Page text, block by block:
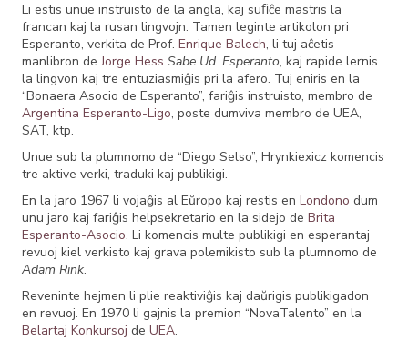
Li estis unue instruisto de la angla, kaj suﬁĉe mastris la
francan kaj la rusan lingvojn. Tamen leginte artikolon pri
Esperanto, verkita de Prof. Enrique Balech, li tuj aĉetis
manlibron deJorge Hess Sabe Ud. Esperanto, kaj rapide lernis
la lingvon kaj tre entuziasmiĝis pri la afero. Tuj eniris en la
“Bonaera Asocio de Esperanto”, fariĝis instruisto, membro de
Argentina Esperanto-Ligo, poste dumviva membro de UEA,
SAT, ktp.
Unue sub la plumnomo de “Diego Selso”, Hrynkiexicz komencis
tre aktive verki, traduki kaj publikigi.
En la jaro 1967 li vojaĝis al Eŭropo kaj restis en Londono dum
unu jaro kaj fariĝis helpsekretario en la sidejo de Brita
Esperanto-Asocio. Li komencis multe publikigi en esperantaj
revuoj kiel verkisto kaj grava polemikisto sub la plumnomo de
Adam Rink.
Reveninte hejmen li plie reaktiviĝis kaj daŭrigis publikigadon
en revuoj. En 1970 li gajnis la premion “NovaTalento” en la
Belartaj Konkursoj de UEA.